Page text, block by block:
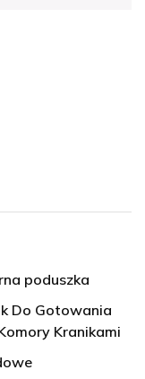
poduszka
Do Gotowania
Kranikami